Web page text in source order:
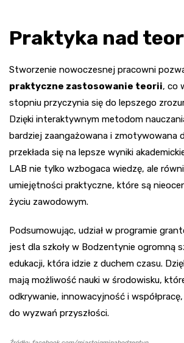
Praktyka nad
Stworzenie nowoczesnej pracowni
praktyczne zastosowanie teorii, co
stopniu przyczynia się do lepszego
Dzięki interaktywnym metodom
bardziej zaangażowana i zmotywowana
przekłada się na lepsze wyniki
LAB nie tylko wzbogaca wiedzę, ale
umiejętności praktyczne, które są
życiu zawodowym.
Podsumowując, udział w programie
jest dla szkoły w Bodzentynie ogromną
edukacji, która idzie z duchem czasu.
mają możliwość nauki w środowisku,
odkrywanie, innowacyjność i
do wyzwań przyszłości.